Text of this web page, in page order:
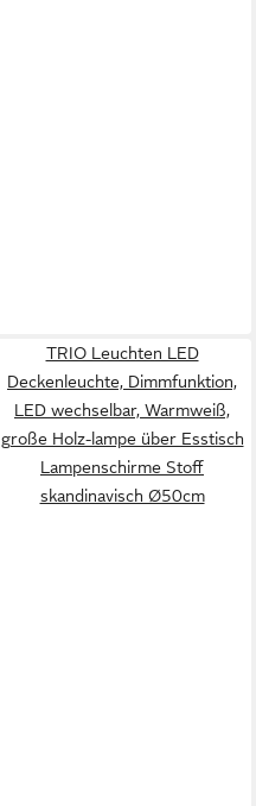
TRIO Leuchten LED
Deckenleuchte, Dimmfunktion,
LED wechselbar, Warmweiß,
große Holz-lampe über Esstisch
Lampenschirme Stoff
skandinavisch Ø50cm